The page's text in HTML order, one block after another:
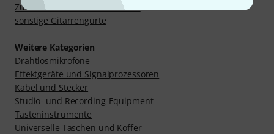
Zubehör für Gitarrenverstärker
sonstige Gitarrengurte
Weitere Kategorien
Drahtlosmikrofone
Effektgeräte und Signalprozessoren
Kabel und Stecker
Studio- und Recording-Equipment
Tasteninstrumente
Universelle Taschen und Koffer